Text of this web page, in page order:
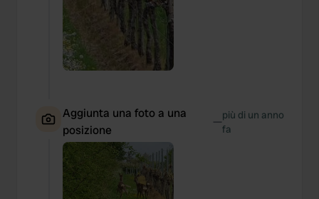
Aggiunta una foto a una
posizione
—più di un anno
fa